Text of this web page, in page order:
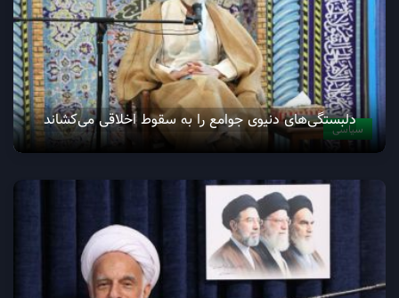
سیاسی
دلبستگی‌های دنیوی جوامع را به سقوط اخلاقی می‌کشاند